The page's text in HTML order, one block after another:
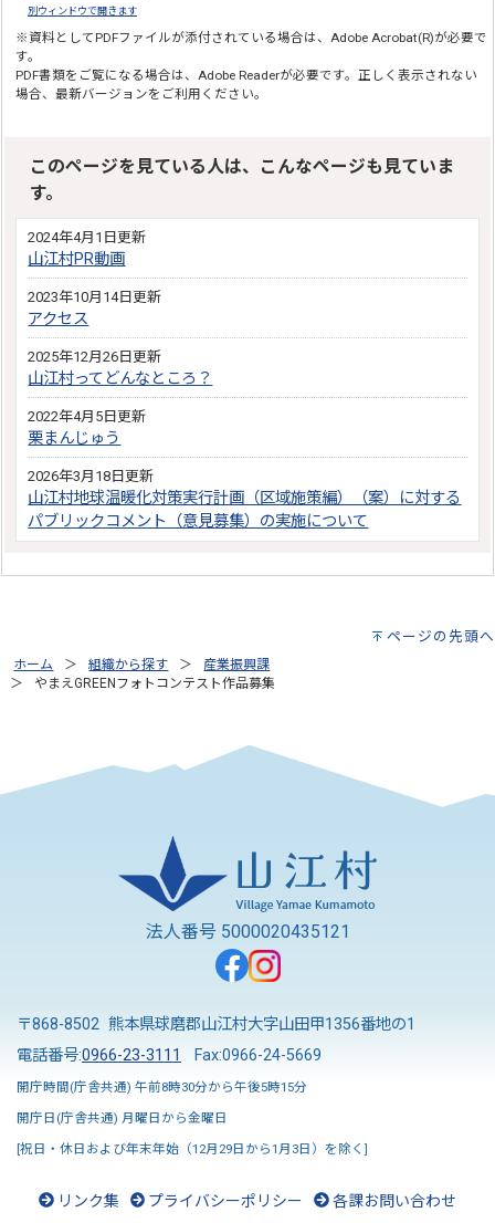
別ウィンドウで開きます
※資料としてPDFファイルが添付されている場合は、 Adobe Acrobat(R)が必要で
す。
PDF書類をご覧になる場合は、 Adobe Readerが必要です。正しく表示されない
場合、最新バージョンをご利用ください。
このページを見ている人は、こんなページも見ていま
す。
2024年4月1日更新
山江村PR動画
2023年10月14日更新
アクセス
2025年12月26日更新
山江村ってどんなところ？
2022年4月5日更新
栗まんじゅう
2026年3月18日更新
山江村地球温暖化対策実行計画（区域施策編）（案）に対する
パブリックコメント（意見募集）の実施について
ページの先頭へ
ホーム 組織から探す
産業振興課
やまえGREENフォトコンテスト作品募集
法人番号 5000020435121
〒868-8502 熊本県球磨郡山江村大字山田甲1356番地の1
電話番号:0966-23-3111 Fax:0966-24-5669
開庁時間(庁舎共通) 午前8時30分から午後5時15分
開庁日(庁舎共通) 月曜日から金曜日
[祝日・休日および年末年始（12月29日から1月3日）を除く]
リンク集 プライバシーポリシー 各課お問い合わせ